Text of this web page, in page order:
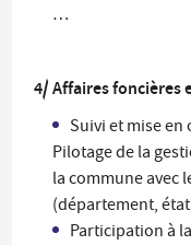
…
4/ Affaires foncières
Suivi et mise
Pilotage de la
la commune avec
(département,
Participation à